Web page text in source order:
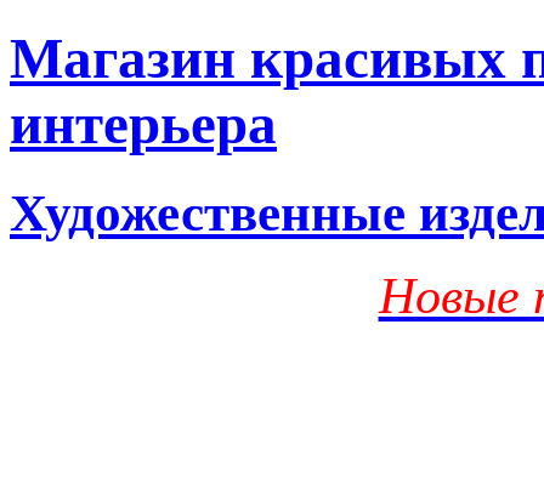
Магазин красивых
интерьера
Художественные
Новые